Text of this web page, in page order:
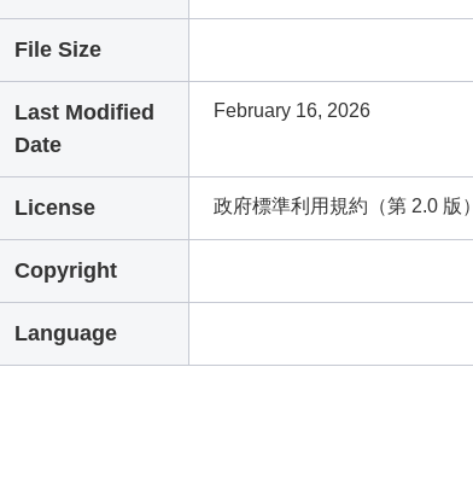
File Size
Last Modified
Date
February 16, 2026
License 政府標準利用規約（第 2.0 版）
Copyright
Language